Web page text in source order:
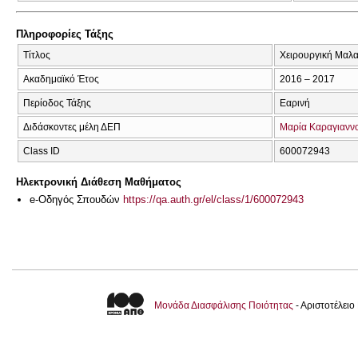
Πληροφορίες Τάξης
Τίτλος Χειρουργική
Ακαδημαϊκό Έτος 2016 – 2017
Περίοδος Τάξης Εαρινή
Διδάσκοντες μέλη ΔΕΠ Μαρία
Class ID 600072943
Ηλεκτρονική Διάθεση Μαθήματος
e-Οδηγός Σπουδών https://qa.auth.gr/el/class/1/600072943
Μονάδα Διασφάλισης Ποιότητας -